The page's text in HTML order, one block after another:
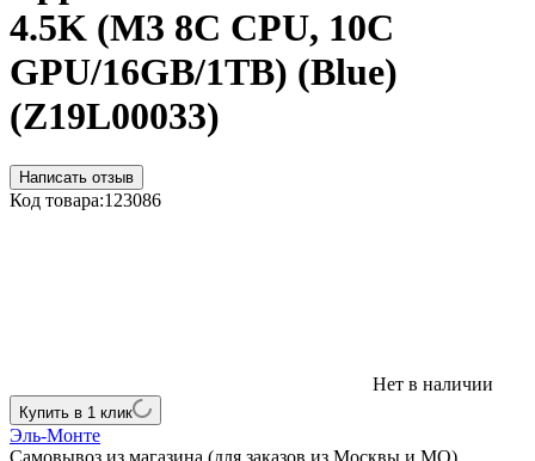
4.5K (M3 8C CPU, 10C
GPU/16GB/1TB) (Blue)
(Z19L00033)
Написать отзыв
Код товара:123086
Нет в наличии
Купить в 1 клик
Эль-Монте
Самовывоз из магазина (для заказов из Москвы и МО)